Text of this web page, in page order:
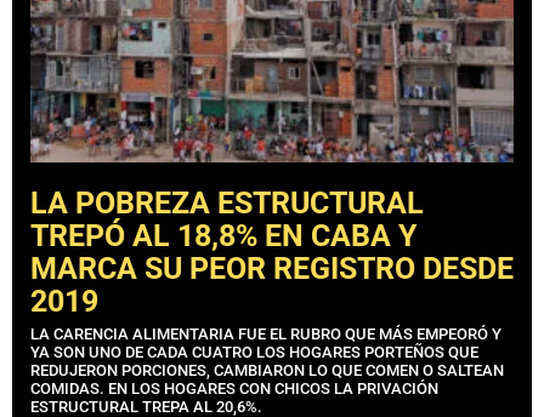
LA POBREZA ESTRUCTURAL
TREPÓ AL 18,8% EN CABA Y
MARCA SU PEOR REGISTRO DESDE
2019
LA CARENCIA ALIMENTARIA FUE EL RUBRO QUE MÁS EMPEORÓ Y
YA SON UNO DE CADA CUATRO LOS HOGARES PORTEÑOS QUE
REDUJERON PORCIONES, CAMBIARON LO QUE COMEN O SALTEAN
COMIDAS. EN LOS HOGARES CON CHICOS LA PRIVACIÓN
ESTRUCTURAL TREPA AL 20,6%.